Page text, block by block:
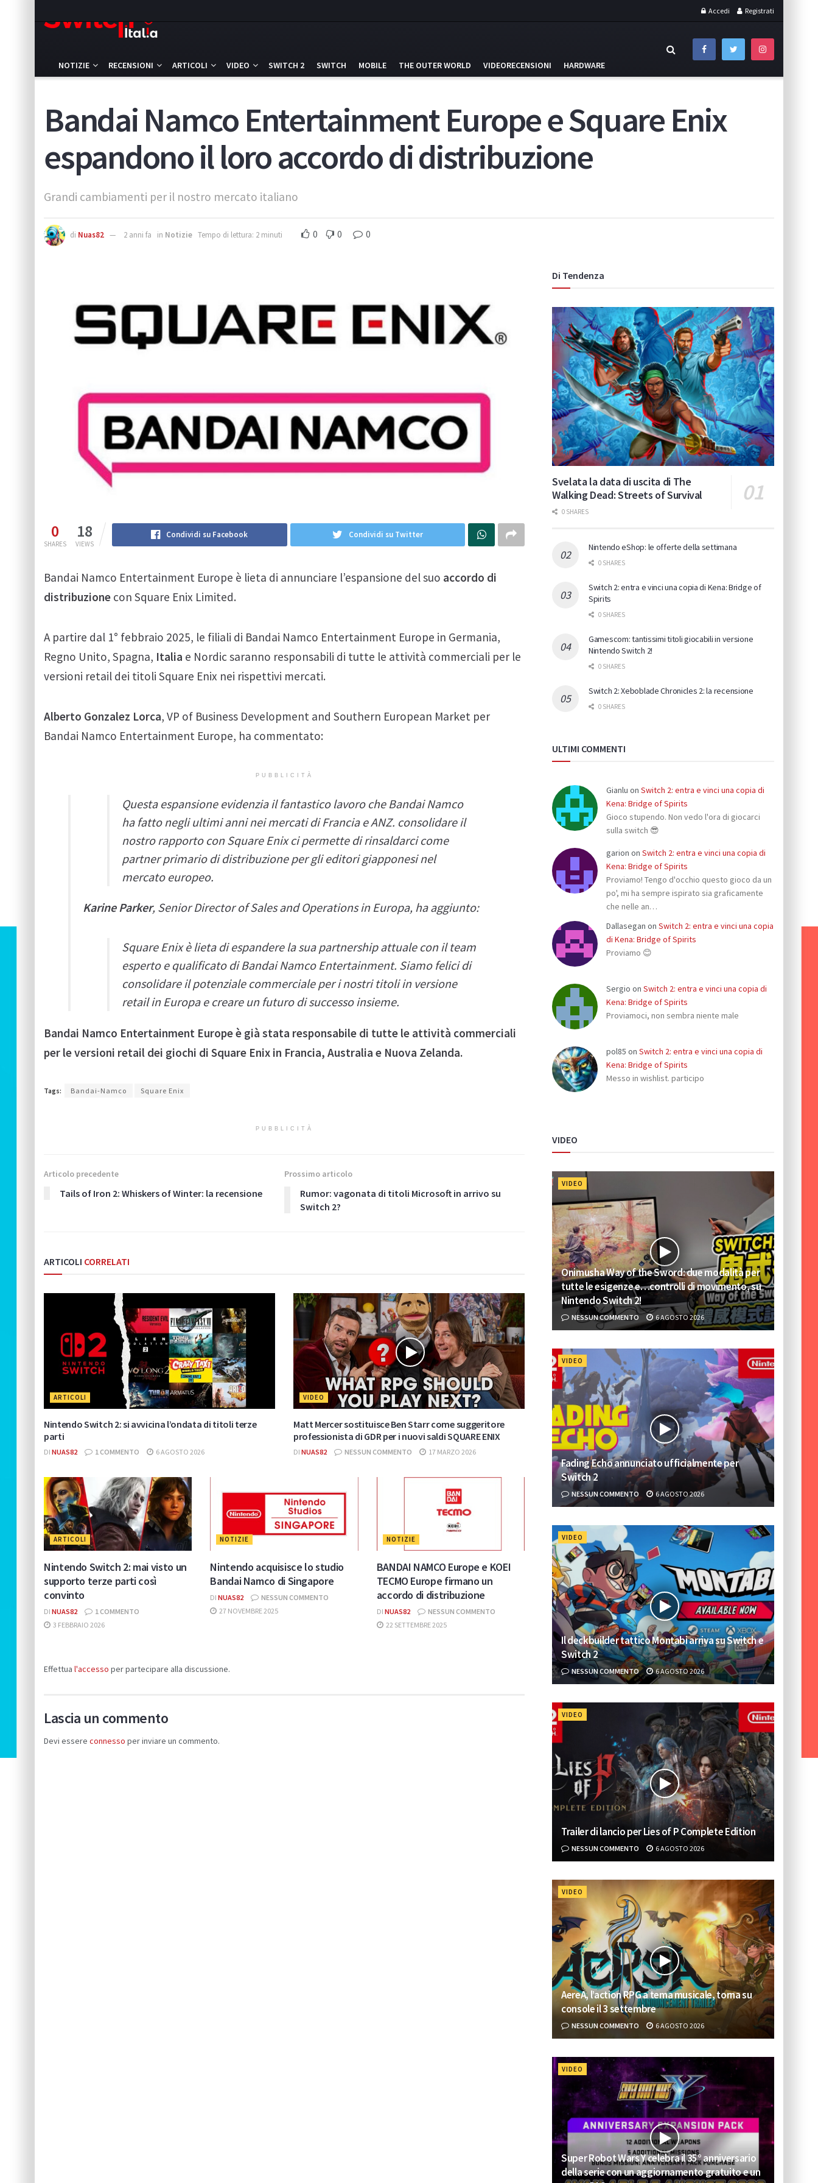
Accedi Registrati
NOTIZIE RECENSIONI ARTICOLI VIDEO SWITCH 2 SWITCH MOBILE THE OUTER WORLD VIDEORECENSIONI HARDWARE
Bandai Namco Entertainment Europe e Square Enix
espandono il loro accordo di distribuzione
Grandi cambiamenti per il nostro mercato italiano
di Nuas82 2 anni fa in Notizie Tempo di lettura: 2 minuti 0 0 0
0
SHARES
18
VIEWS
Condividi su Facebook Condividi su Twitter
Bandai Namco Entertainment Europe è lieta di annunciare l’espansione del suo accordo di
distribuzione con Square Enix Limited.
A partire dal 1° febbraio 2025, le filiali di Bandai Namco Entertainment Europe in Germania,
Regno Unito, Spagna, Italia e Nordic saranno responsabili di tutte le attività commerciali per le
versioni retail dei titoli Square Enix nei rispettivi mercati.
Alberto Gonzalez Lorca, VP of Business Development and Southern European Market per
Bandai Namco Entertainment Europe, ha commentato:
PUBBLICITÀ
Questa espansione evidenzia il fantastico lavoro che Bandai Namco
ha fatto negli ultimi anni nei mercati di Francia e ANZ. consolidare il
nostro rapporto con Square Enix ci permette di rinsaldarci come
partner primario di distribuzione per gli editori giapponesi nel
mercato europeo.
Karine Parker, Senior Director of Sales and Operations in Europa, ha aggiunto:
Square Enix è lieta di espandere la sua partnership attuale con il team
esperto e qualificato di Bandai Namco Entertainment. Siamo felici di
consolidare il potenziale commerciale per i nostri titoli in versione
retail in Europa e creare un futuro di successo insieme.
Bandai Namco Entertainment Europe è già stata responsabile di tutte le attività commerciali
per le versioni retail dei giochi di Square Enix in Francia, Australia e Nuova Zelanda.
Tags: Bandai-Namco Square Enix
PUBBLICITÀ
Articolo precedente
Tails of Iron 2: Whiskers of Winter: la recensione
Prossimo articolo
Rumor: vagonata di titoli Microsoft in arrivo su
Switch 2?
ARTICOLI CORRELATI
ARTICOLI
Nintendo Switch 2: si avvicina l’ondata di titoli terze
parti
DI NUAS82 1 COMMENTO 6 AGOSTO 2026
VIDEO
Matt Mercer sostituisce Ben Starr come suggeritore
professionista di GDR per i nuovi saldi SQUARE ENIX
DI NUAS82 NESSUN COMMENTO 17 MARZO 2026
ARTICOLI
Nintendo Switch 2: mai visto un
supporto terze parti così
convinto
DI NUAS82
1 COMMENTO
3 FEBBRAIO 2026
NOTIZIE
Nintendo acquisisce lo studio
Bandai Namco di Singapore
DI NUAS82
NESSUN COMMENTO
27 NOVEMBRE 2025
NOTIZIE
BANDAI NAMCO Europe e KOEI
TECMO Europe firmano un
accordo di distribuzione
DI NUAS82
NESSUN COMMENTO
22 SETTEMBRE 2025
Effettua l'accesso per partecipare alla discussione.
Lascia un commento
Devi essere connesso per inviare un commento.
Di Tendenza
Svelata la data di uscita di The
Walking Dead: Streets of Survival
0 SHARES
Nintendo eShop: le offerte della settimana
0 SHARES
Switch 2: entra e vinci una copia di Kena: Bridge of
Spirits
0 SHARES
Gamescom: tantissimi titoli giocabili in versione
Nintendo Switch 2!
0 SHARES
Switch 2: Xeboblade Chronicles 2: la recensione
0 SHARES
ULTIMI COMMENTI
Gianlu on Switch 2: entra e vinci una copia di
Kena: Bridge of Spirits
Gioco stupendo. Non vedo l'ora di giocarci
sulla switch 😎
garion on Switch 2: entra e vinci una copia di
Kena: Bridge of Spirits
Proviamo! Tengo d'occhio questo gioco da un
po', mi ha sempre ispirato sia graficamente
che nelle an…
Dallasegan on Switch 2: entra e vinci una copia
di Kena: Bridge of Spirits
Proviamo 😊
Sergio on Switch 2: entra e vinci una copia di
Kena: Bridge of Spirits
Proviamoci, non sembra niente male
pol85 on Switch 2: entra e vinci una copia di
Kena: Bridge of Spirits
Messo in wishlist. participo
VIDEO
VIDEO
Onimusha Way of the Sword: due modalità per
tutte le esigenze e…controlli di movimento, su
Nintendo Switch 2!
NESSUN COMMENTO 6 AGOSTO 2026
VIDEO
Fading Echo annunciato ufficialmente per
Switch 2
NESSUN COMMENTO 6 AGOSTO 2026
VIDEO
Il deckbuilder tattico Montabi arriva su Switch e
Switch 2
NESSUN COMMENTO 6 AGOSTO 2026
VIDEO
Trailer di lancio per Lies of P Complete Edition
NESSUN COMMENTO 6 AGOSTO 2026
VIDEO
AereA, l’action RPG a tema musicale, torna su
console il 3 settembre
NESSUN COMMENTO 6 AGOSTO 2026
VIDEO
Super Robot Wars Y celebra il 35° anniversario
della serie con un aggiornamento gratuito e un